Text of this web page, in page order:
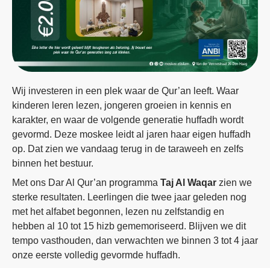
Wij investeren in een plek waar de Qur’an leeft. Waar
kinderen leren lezen, jongeren groeien in kennis en
karakter, en waar de volgende generatie huffadh wordt
gevormd. Deze moskee leidt al jaren haar eigen huffadh
op. Dat zien we vandaag terug in de taraweeh en zelfs
binnen het bestuur.
Met ons Dar Al Qur’an programma Taj Al Waqar zien we
sterke resultaten. Leerlingen die twee jaar geleden nog
met het alfabet begonnen, lezen nu zelfstandig en
hebben al 10 tot 15 hizb gememoriseerd. Blijven we dit
tempo vasthouden, dan verwachten we binnen 3 tot 4 jaar
onze eerste volledig gevormde huffadh.